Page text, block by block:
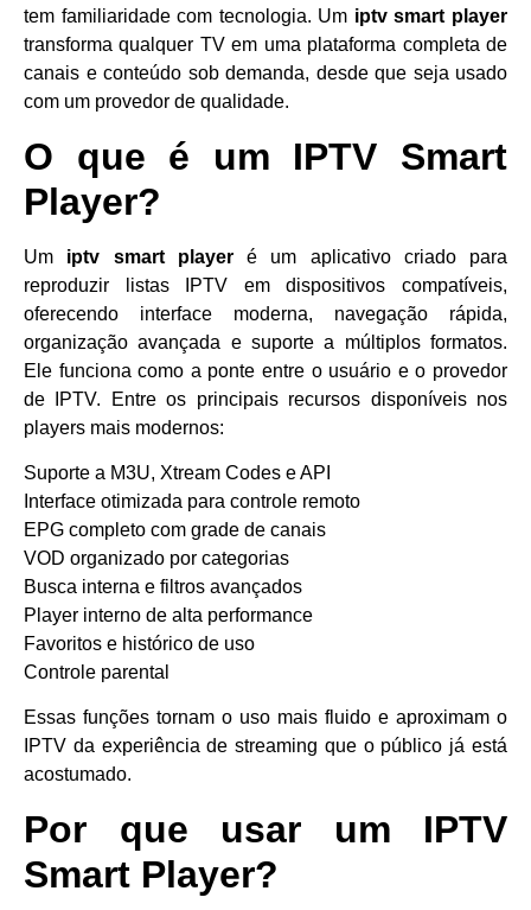
tem familiaridade com tecnologia. Um iptv smart player
transforma qualquer TV em uma plataforma completa de
canais e conteúdo sob demanda, desde que seja usado
com um provedor de qualidade.
O que é um IPTV Smart
Player?
Um iptv smart playeré um aplicativo criado para
reproduzir listas IPTV em dispositivos compatíveis,
oferecendo interface moderna, navegação rápida,
organização avançada e suporte a múltiplos formatos.
Ele funciona como a ponte entre o usuário e o provedor
de IPTV. Entre os principais recursos disponíveis nos
players mais modernos:
Suporte a M3U, Xtream Codes e API
Interface otimizada para controle remoto
EPG completo com grade de canais
VOD organizado por categorias
Busca interna e filtros avançados
Player interno de alta performance
Favoritos e histórico de uso
Controle parental
Essas funções tornam o uso mais fluido e aproximam o
IPTV da experiência de streaming que o público já está
acostumado.
Por que usar um IPTV
Smart Player?